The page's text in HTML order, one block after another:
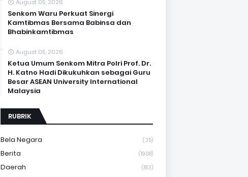
August 05, 2026
Senkom Waru Perkuat Sinergi
Kamtibmas Bersama Babinsa dan
Bhabinkamtibmas
August 05, 2026
Ketua Umum Senkom Mitra Polri Prof. Dr.
H. Katno Hadi Dikukuhkan sebagai Guru
Besar ASEAN University International
Malaysia
RUBRIK
Bela Negara (35)
Berita (1908)
Daerah (813)